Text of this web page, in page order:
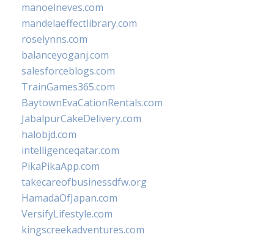
manoelneves.com
mandelaeffectlibrary.com
roselynns.com
balanceyoganj.com
salesforceblogs.com
TrainGames365.com
BaytownEvaCationRentals.com
JabalpurCakeDelivery.com
halobjd.com
intelligenceqatar.com
PikaPikaApp.com
takecareofbusinessdfw.org
HamadaOfJapan.com
VersifyLifestyle.com
kingscreekadventures.com